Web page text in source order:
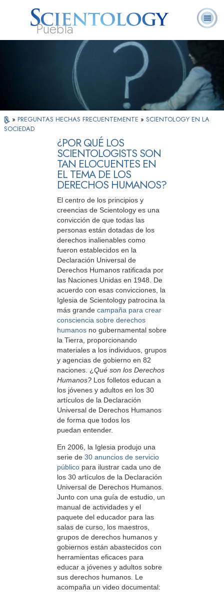
Puebla
¿Qué es
Scientology?
Ministros
Voluntarios
Preguntas
Frecuentes
» PREGUNTAS HECHAS FRECUENTEMENTE » SCIENTOLOGY EN LA
SOCIEDAD
¿POR QUÉ LOS
SCIENTOLOGISTS SON
TAN ELOCUENTES EN
EL TEMA DE LOS
DERECHOS HUMANOS?
El centro de los principios y
creencias de Scientology es una
convicción de que todas las
personas están dotadas de los
derechos inalienables como
fueron establecidos en la
Declaración Universal de
Derechos Humanos ratificada por
las Naciones Unidas en 1948. De
acuerdo con esas convicciones, la
Iglesia de Scientology patrocina la
más grande campaña para crear
consciencia sobre derechos
humanos no gubernamental sobre
la Tierra, proporcionando
materiales a los individuos, grupos
y agencias de gobierno en 82
naciones. ¿Qué son los Derechos
Humanos? Los folletos educan a
los jóvenes y adultos en los 30
artículos de la Declaración
Universal de Derechos Humanos
de forma que todos los
puedan entender.
En 2006, la Iglesia produjo una
serie de 30 anuncios de servicio
público para ilustrar cada uno de
los 30 artículos de la Declaración
Universal de Derechos Humanos.
Junto con una guía de estudio, un
manual de actividades y el
paquete del educador para las
salas de curso, los maestros,
grupos de derechos humanos y
gobiernos están abastecidos con
herramientas eficaces para
educar a jóvenes y adultos sobre
sus derechos humanos. Le
acompaña un video documental: